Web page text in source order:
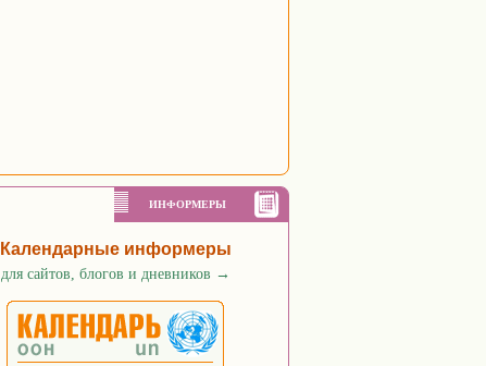
ИНФОРМЕРЫ
Календарные информеры
для сайтов, блогов и дневников →